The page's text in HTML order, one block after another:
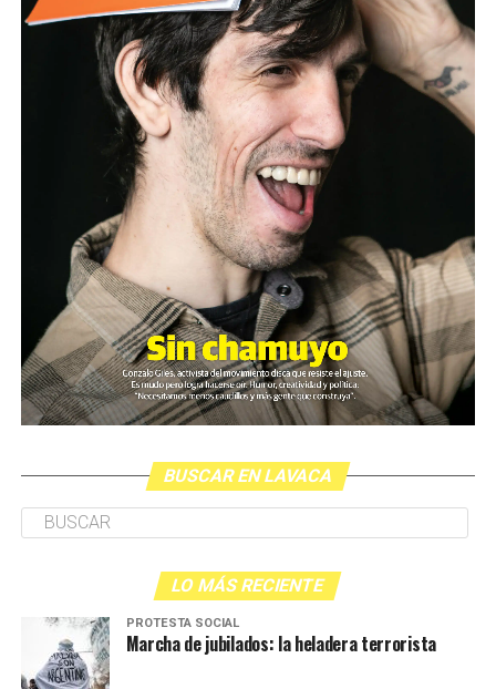
BUSCAR EN LAVACA
LO MÁS RECIENTE
PROTESTA SOCIAL
Marcha de jubilados: la heladera terrorista